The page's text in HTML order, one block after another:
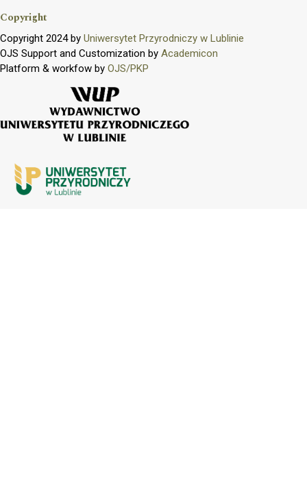
Copyright
Copyright 2024 by Uniwersytet Przyrodniczy w Lublinie
OJS Support and Customization by Academicon
Platform & workfow by OJS/PKP